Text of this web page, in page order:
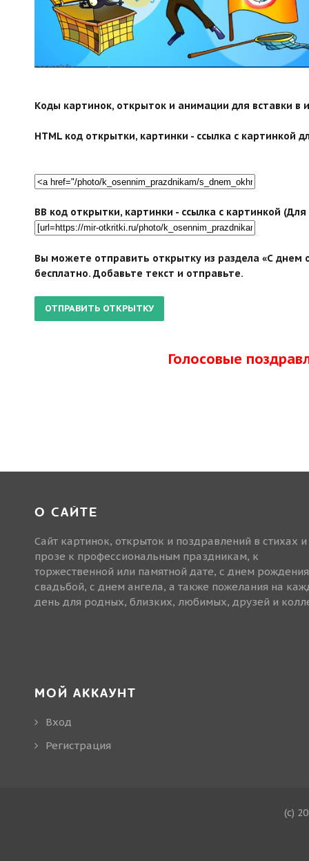
search">
Коды картинок, открыток и анимации для вставки в
HTML код открытки, картинки - ссылка с картинкой
BB код открытки, картинки - ссылка с картинкой
Вы можете отправить открытку из раздела «С днем
бесплатно. Добавьте текст и отправьте.
Голосовые
О САЙТЕ
Сайт картинок, открыток и поздравлений в стихах и
прозе к профессиональным праздникам, к
торжественной или памятной дате, с днем
свадьбой, с днем ангела, а также пожелания на
день для родных, близких, любимых, друзей и
МОЙ АККАУНТ
Вход
Регистрация
(c)